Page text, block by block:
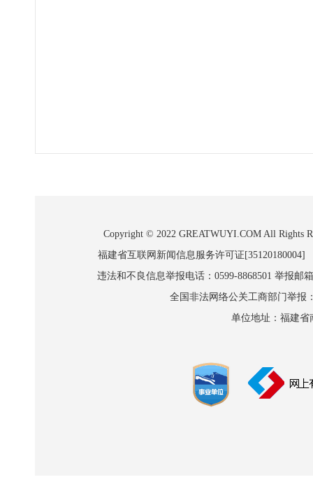
Copyright © 2022 GREATWUYI.COM All Rights
福建省互联网新闻信息服务许可证
违法和不良信息举报电话：0599-8868501 举报邮
全国非法网络公关工商部门举报
单位地址：福建省